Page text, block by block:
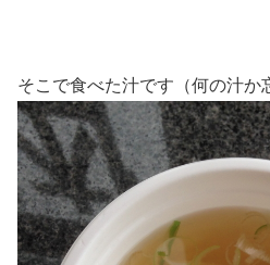
そこで食べた汁です（何の汁か